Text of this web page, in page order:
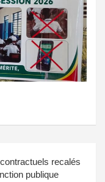
recalés
publique